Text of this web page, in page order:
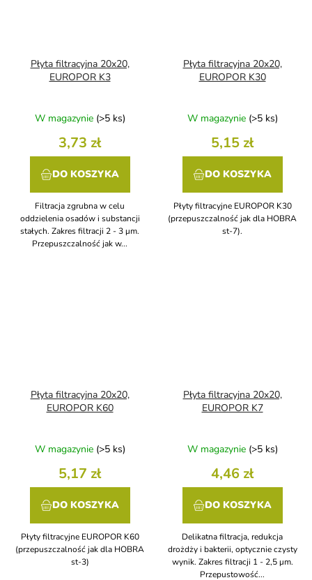
Płyta filtracyjna 20x20,
EUROPOR K3
W magazynie (>5 ks)
3,73 zł
DO KOSZYKA
Filtracja zgrubna w celu
oddzielenia osadów i substancji
stałych. Zakres filtracji 2 - 3 μm.
Przepuszczalność jak w...
Płyta filtracyjna 20x20,
EUROPOR K30
W magazynie (>5 ks)
5,15 zł
DO KOSZYKA
Płyty filtracyjne EUROPOR K30
(przepuszczalność jak dla HOBRA
st-7).
Płyta filtracyjna 20x20,
EUROPOR K60
W magazynie (>5 ks)
5,17 zł
DO KOSZYKA
Płyty filtracyjne EUROPOR K60
(przepuszczalność jak dla HOBRA
st-3)
Płyta filtracyjna 20x20,
EUROPOR K7
W magazynie (>5 ks)
4,46 zł
DO KOSZYKA
Delikatna filtracja, redukcja
drożdży i bakterii, optycznie czysty
wynik. Zakres filtracji 1 - 2,5 μm.
Przepustowość...